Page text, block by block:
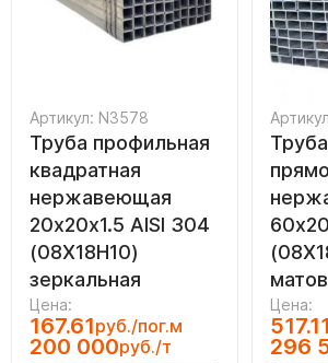
Артикул: N3578
Труба профильная
квадратная
нержавеющая
20х20х1.5 AISI 304
(08Х18Н10)
зеркальная
Цена:
167.61руб./пог.м
200 000руб./т
Цена:
517.11
296